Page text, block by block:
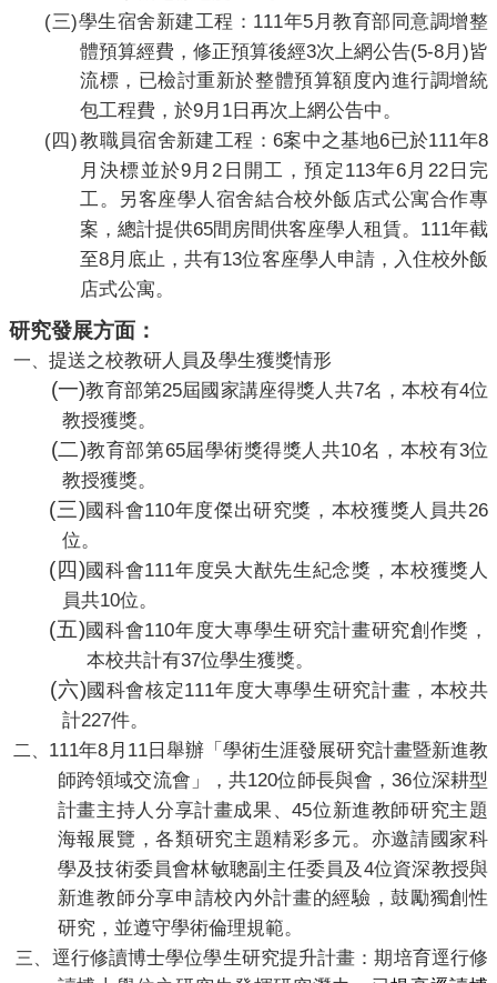
(三)學生宿舍新建工程： 111年5 月教育部同意調增整
體預算經費，修正預算後經3次上網公告(5-8月 )皆
流標，已檢討重新於整體預算額度內進行調增統
包工程費，於9月 1 日再次上網公告中。
(四)教職員宿舍新建工程： 6案中之基地6已於111年8
月決標並於9 月2 日開工，預定 113年6 月 22日完
工。另客座學人宿舍結合校外飯店式公寓合作專
案，總計提供65間房間供客座學人租賃。 111年截
至8月底止，共有13位客座學人申請，入住校外飯
店式公寓。
研究發展方面：
一、 提送之校教研人員及學生獲獎情形
(一)教育部第25屆國家講座得獎人共7名，本校有4位
教授獲獎。
(二)教育部第65屆學術獎得獎人共10名，本校有3位
教授獲獎。
(三)國科會110年度傑出研究獎， 本校獲獎人員共26
位。
(四)國科會111年度吳大猷先生紀念獎，本校獲獎人
員共10位。
(五)國科會110年度大專學生研究計畫研究創作獎，
本校共計有37位學生獲獎。
(六)國科會核定111年度大專學生研究計畫，本校共
計227件。
二 111年8 月 11日舉辦「學術生涯發展研究計畫暨新進教
師跨領域交流會」，共120位師長與會，36位深耕型
計畫主持人分享計畫成果、45位新進教師研究主題
海報展覽，各類研究主題精彩多元。亦邀請國家科
學及技術委員會林敏聰副主任委員及 4位資深教授與
新進教師分享申請校內外計畫的經驗，鼓勵獨創性
研究，並遵守學術倫理規範。
三
逕行修讀博士學位學生研究提升計畫：期培育逕行修